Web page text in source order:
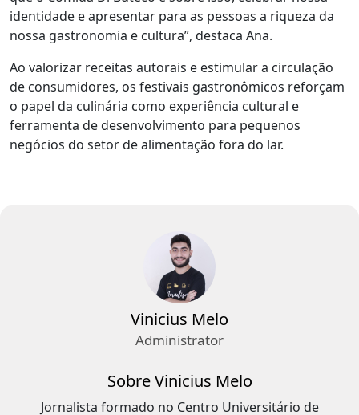
identidade e apresentar para as pessoas a riqueza da
nossa gastronomia e cultura”, destaca Ana.
Ao valorizar receitas autorais e estimular a circulação
de consumidores, os festivais gastronômicos reforçam
o papel da culinária como experiência cultural e
ferramenta de desenvolvimento para pequenos
negócios do setor de alimentação fora do lar.
Vinicius Melo
Administrator
Sobre Vinicius Melo
Jornalista formado no Centro Universitário de